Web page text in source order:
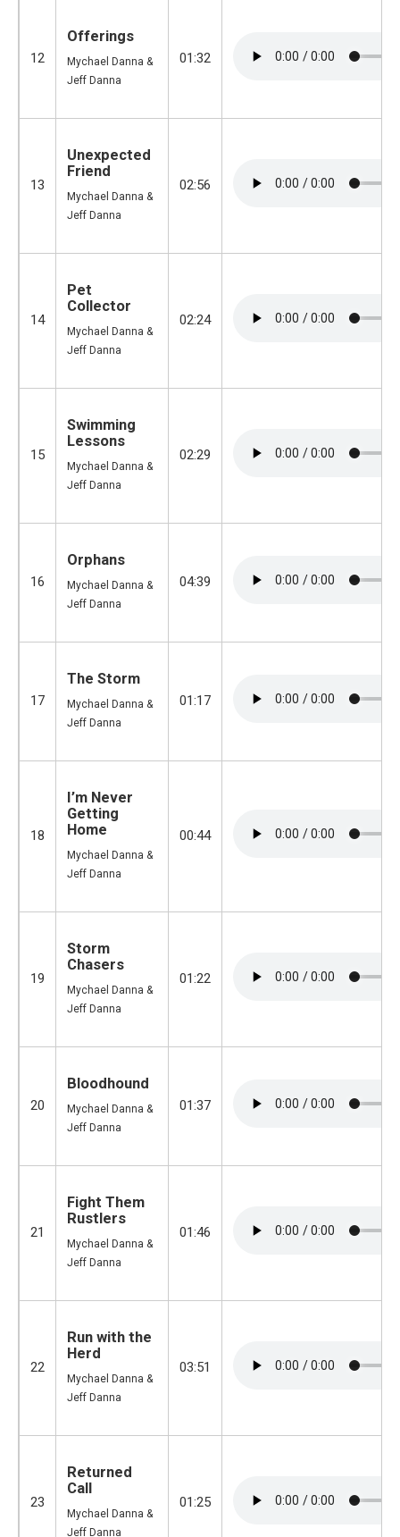
12
Offerings
Mychael Danna &
Jeff Danna
01:32
13
Unexpected
Friend
Mychael Danna &
Jeff Danna
02:56
14
Pet
Collector
Mychael Danna &
Jeff Danna
02:24
15
Swimming
Lessons
Mychael Danna &
Jeff Danna
02:29
16
Orphans
Mychael Danna &
Jeff Danna
04:39
17
The Storm
Mychael Danna &
Jeff Danna
01:17
18
I’m Never
Getting
Home
Mychael Danna &
Jeff Danna
00:44
19
Storm
Chasers
Mychael Danna &
Jeff Danna
01:22
20
Bloodhound
Mychael Danna &
Jeff Danna
01:37
21
Fight Them
Rustlers
Mychael Danna &
Jeff Danna
01:46
22
Run with the
Herd
Mychael Danna &
Jeff Danna
03:51
23
Returned
Call
Mychael Danna &
Jeff Danna
01:25